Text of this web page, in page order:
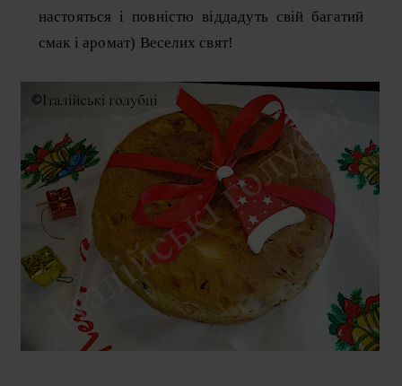
настояться і повністю віддадуть свій багатий
смак і аромат) Веселих свят!